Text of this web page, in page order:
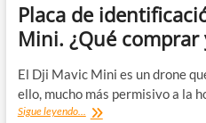
Placa de
Mini. ¿Qué
El Dji Mavic Mini es un drone
ello, mucho más permisivo a la
Sigue leyendo... Placa